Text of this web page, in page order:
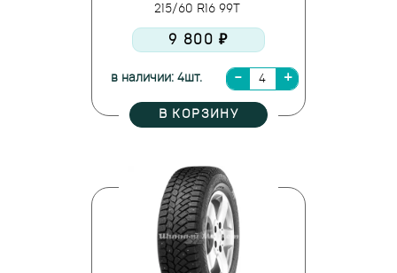
215/60 R16 99T
9 800 ₽
в наличии: 4шт.
В КОРЗИНУ